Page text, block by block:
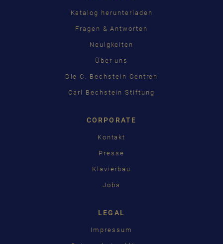
Katalog herunterladen
Fragen & Antworten
Neuigkeiten
Über uns
Die C. Bechstein Centren
Carl Bechstein Stiftung
CORPORATE
Kontakt
Presse
Klavierbau
Jobs
LEGAL
Impressum